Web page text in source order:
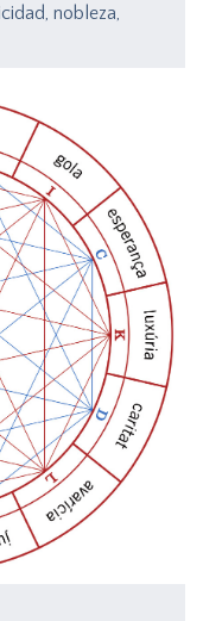
nobleza,